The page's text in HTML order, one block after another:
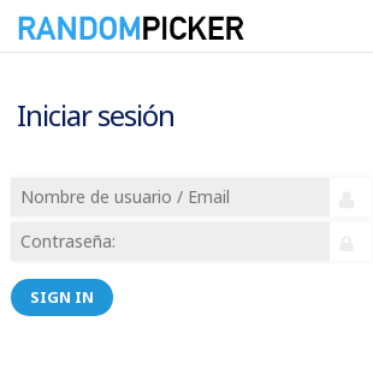
Iniciar sesión
SIGN IN